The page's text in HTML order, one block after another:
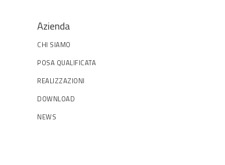
Azienda
CHI SIAMO
POSA QUALIFICATA
REALIZZAZIONI
DOWNLOAD
NEWS